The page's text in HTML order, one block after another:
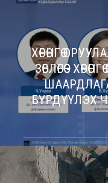
ХӨРӨНГӨ
ЗӨВЛӨГӨӨ -
БҮРДҮҮЛЭХ